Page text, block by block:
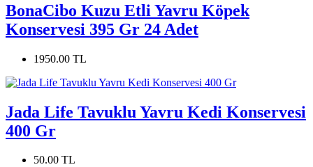
BonaCibo Kuzu Etli Yavru Köpek
Konservesi 395 Gr 24 Adet
1950.00 TL
Jada Life Tavuklu Yavru Kedi Konservesi
400 Gr
50.00 TL